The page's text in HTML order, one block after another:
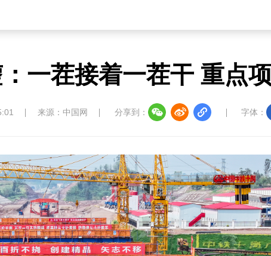
：一茬接着一茬干 重点
来源：中国网 分享到： 字体：